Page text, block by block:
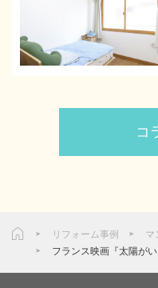
コ
リフォーム事例
マ
フランス映画『太陽がい